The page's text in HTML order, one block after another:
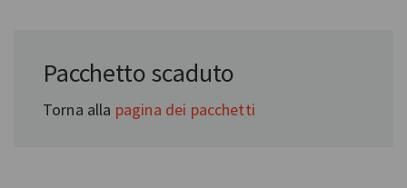
Pacchetto scaduto
Torna alla pagina dei pacchetti